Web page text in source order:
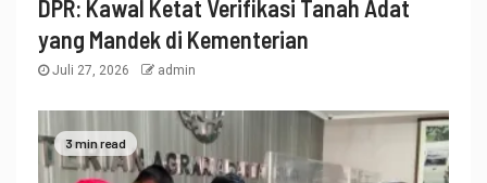
DPR: Kawal Ketat Verifikasi Tanah Adat
yang Mandek di Kementerian
Juli 27, 2026 admin
3 min read